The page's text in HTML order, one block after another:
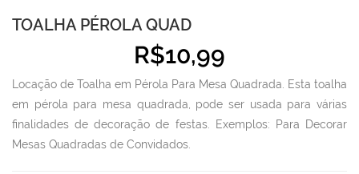
TOALHA PÉROLA QUAD
R$10,99
Locação de Toalha em Pérola Para Mesa Quadrada. Esta toalha
em pérola para mesa quadrada, pode ser usada para várias
finalidades de decoração de festas. Exemplos: Para Decorar
Mesas Quadradas de Convidados.